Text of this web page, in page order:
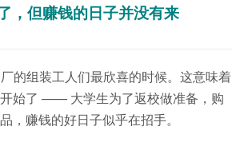
，但赚钱的日子并没有来
的组装工人们最欣喜的时候。这意味着
始了 —— 大学生为了返校做准备，购
，赚钱的好日子似乎在招手。